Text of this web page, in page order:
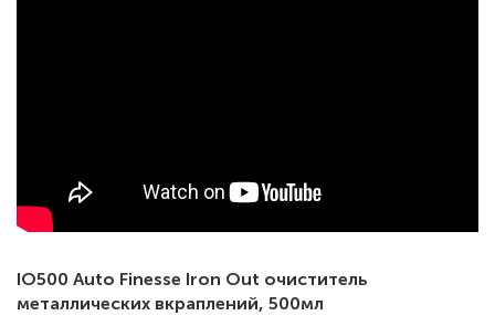
IO500 Auto Finesse Iron Out очиститель
металлических вкраплений, 500мл